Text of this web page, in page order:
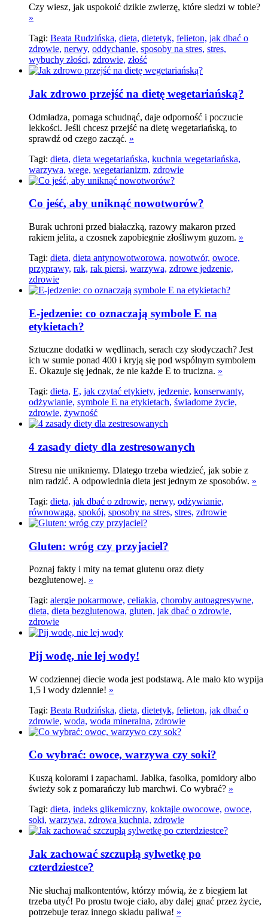
Czy wiesz, jak uspokoić dzikie zwierzę, które siedzi w tobie?
»
Tagi: Beata Rudzińska, dieta, dietetyk, felieton, jak dbać o
zdrowie, nerwy, oddychanie, sposoby na stres, stres,
wybuchy złości, zdrowie, złość
Jak zdrowo przejść na dietę wegetariańską?
Odmładza, pomaga schudnąć, daje odporność i poczucie
lekkości. Jeśli chcesz przejść na dietę wegetariańską, to
sprawdź od czego zacząć. »
Tagi: dieta, dieta wegetariańska, kuchnia wegetariańska,
warzywa, wege, wegetarianizm, zdrowie
Co jeść, aby uniknąć nowotworów?
Burak uchroni przed białaczką, razowy makaron przed
rakiem jelita, a czosnek zapobiegnie złośliwym guzom. »
Tagi: dieta, dieta antynowotworowa, nowotwór, owoce,
przyprawy, rak, rak piersi, warzywa, zdrowe jedzenie,
zdrowie
E-jedzenie: co oznaczają symbole E na
etykietach?
Sztuczne dodatki w wędlinach, serach czy słodyczach? Jest
ich w sumie ponad 400 i kryją się pod wspólnym symbolem
E. Okazuje się jednak, że nie każde E to trucizna. »
Tagi: dieta, E, jak czytać etykiety, jedzenie, konserwanty,
odżywianie, symbole E na etykietach, świadome życie,
zdrowie, żywność
4 zasady diety dla zestresowanych
Stresu nie unikniemy. Dlatego trzeba wiedzieć, jak sobie z
nim radzić. A odpowiednia dieta jest jednym ze sposobów. »
Tagi: dieta, jak dbać o zdrowie, nerwy, odżywianie,
równowaga, spokój, sposoby na stres, stres, zdrowie
Gluten: wróg czy przyjaciel?
Poznaj fakty i mity na temat glutenu oraz diety
bezglutenowej. »
Tagi: alergie pokarmowe, celiakia, choroby autoagresywne,
dieta, dieta bezglutenowa, gluten, jak dbać o zdrowie,
zdrowie
Pij wodę, nie lej wody!
W codziennej diecie woda jest podstawą. Ale mało kto wypija
1,5 l wody dziennie! »
Tagi: Beata Rudzińska, dieta, dietetyk, felieton, jak dbać o
zdrowie, woda, woda mineralna, zdrowie
Co wybrać: owoce, warzywa czy soki?
Kuszą kolorami i zapachami. Jabłka, fasolka, pomidory albo
świeży sok z pomarańczy lub marchwi. Co wybrać? »
Tagi: dieta, indeks glikemiczny, koktajle owocowe, owoce,
soki, warzywa, zdrowa kuchnia, zdrowie
Jak zachować szczupłą sylwetkę po
czterdziestce?
Nie słuchaj malkontentów, którzy mówią, że z biegiem lat
trzeba utyć! Po prostu twoje ciało, aby dalej gnać przez życie,
potrzebuje teraz innego składu paliwa! »